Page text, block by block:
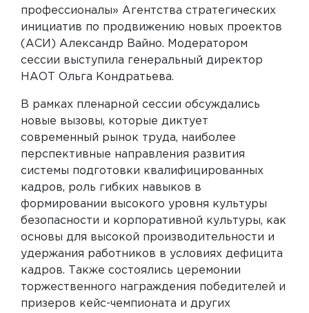
профессионалы» Агентства стратегических
инициатив по продвижению новых проектов
(АСИ) Александр Вайно. Модератором
сессии выступила генеральный директор
НАОТ Ольга Кондратьева.
В рамках пленарной сессии обсуждались
новые вызовы, которые диктует
современный рынок труда, наиболее
перспективные направления развития
системы подготовки квалифицированных
кадров, роль гибких навыков в
формировании высокого уровня культуры
безопасности и корпоративной культуры, как
основы для высокой производительности и
удержания работников в условиях дефицита
кадров. Также состоялись церемонии
торжественного награждения победителей и
призеров кейс-чемпионата и других